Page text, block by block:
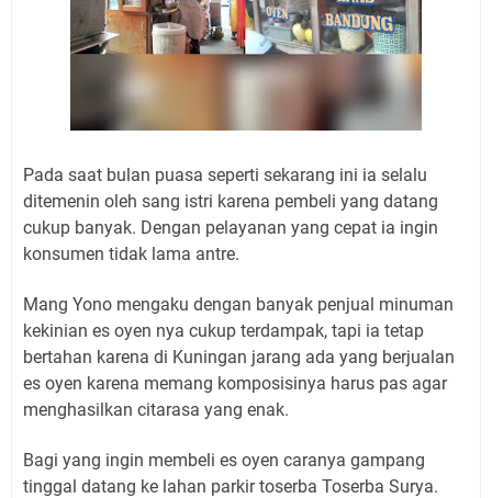
Pada saat bulan puasa seperti sekarang ini ia selalu
ditemenin oleh sang istri karena pembeli yang datang
cukup banyak. Dengan pelayanan yang cepat ia ingin
konsumen tidak lama antre.
Mang Yono mengaku dengan banyak penjual minuman
kekinian es oyen nya cukup terdampak, tapi ia tetap
bertahan karena di Kuningan jarang ada yang berjualan
es oyen karena memang komposisinya harus pas agar
menghasilkan citarasa yang enak.
Bagi yang ingin membeli es oyen caranya gampang
tinggal datang ke lahan parkir toserba Toserba Surya.